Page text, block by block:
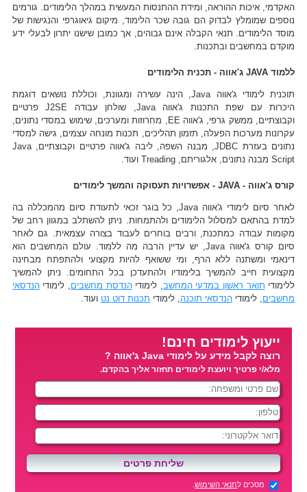
האקדמי, איכות ההוראה, ומידת ההתנסות המעשית במהלך הלימודים. גורמים
נוספים שמומלץ לבדוק הם גובה שכר הלימוד, מיקום גיאוגרפי והנגישות של
מוסד הלימודים. תנאי הקבלה אינם גבוהים, אך כמובן שישנו יתרון לבעלי ידע
מוקדם במחשבים ובתכנות.
ללמוד JAVA ג'אווה - תכנית הלימודים
תוכנית לימודי ג'אווה Java, הינה עשירה ומגוונת, וכוללת נושאים דוגמת
היכרות עם שפת התכנות ג'אווה Java, שולחן עבודה J2SE פרטיים
וקבוצתיים, ממשק גרפי, ג'אווה EE, מחרוזות ומערכים, שימוש במסדי נתונים,
עקרונות מערכות הפעלה, תזמון תהליכים, תכנות מונחה עצמים, גישה למסדי
נתונים בעזרת JDBC, מבנה השפה, ליבה ג'אווה פרטיים וקבוצתיים, Java
Script מבנה נתונים, אלגוריתם, Treading ועוד.
קורס ג'אווה - JAVA - אפשרויות תעסוקה והמשך לימודים
לאחר סיום לימודי ג'אווה Java, כל בוגר זכאי לתעודת סיום מהמכללה בה
למדת בהתאם למסלול הלימודים ולהתמחות. ניתן להשתלב במגוון רחב של
מקומות עבודה כמתכנת, ורבים בוחרים לעבוד בצורה עצמאית. גם לאחר
סיום קורס ג'אווה Java, יש עדיין הרבה מה ללמוד. עולם המחשבים הוא
דינאמי ומשתנה ללא הרף, ומי ששואף להיות מקצועי ולהתפתח מבחינה
מקצועית חייב להמשיך בלימודיו ולהתעדכן בכל התחומים. ניתן להמשיך
ללימודי תואר ראשון במדעי המחשב , לימודיהנדסת מחשבים , לימודיהנדסאי
מחשבים , לימודי הנדסאי תוכנה , לימודי תכנות דוט נט ועוד.
ייעוץ לימודים חינם!
רוצה לקבל מידע על לימודי Java ג'אווה ?
מלא/י פרטיך ויועצת לימודים תחזור אליך בהקדם.
מסכים לתנאי השימוש.